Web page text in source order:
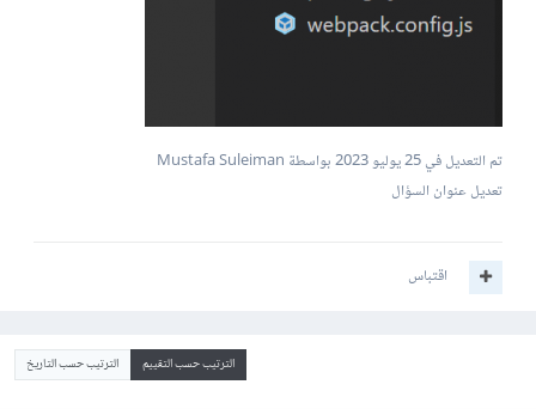
تم التعديل في25 يوليو 2023
بواسطة Mustafa Suleiman
تعديل عنوان السؤال
اقتباس
الترتيب حسب التقييم الترتيب حسب التاريخ